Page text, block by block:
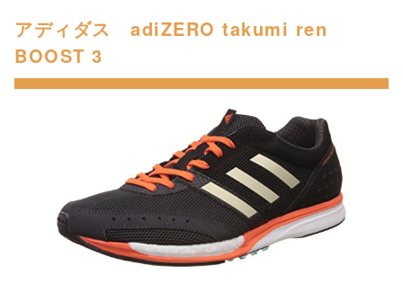
アディダス adiZERO takumi ren
BOOST 3